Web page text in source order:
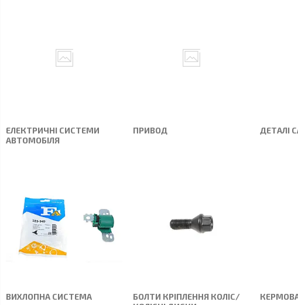
ЕЛЕКТРИЧНІ СИСТЕМИ
АВТОМОБІЛЯ
ПРИВОД ДЕТАЛІ
ВИХЛОПНА СИСТЕМА
БОЛТИ КРІПЛЕННЯ КОЛІС/